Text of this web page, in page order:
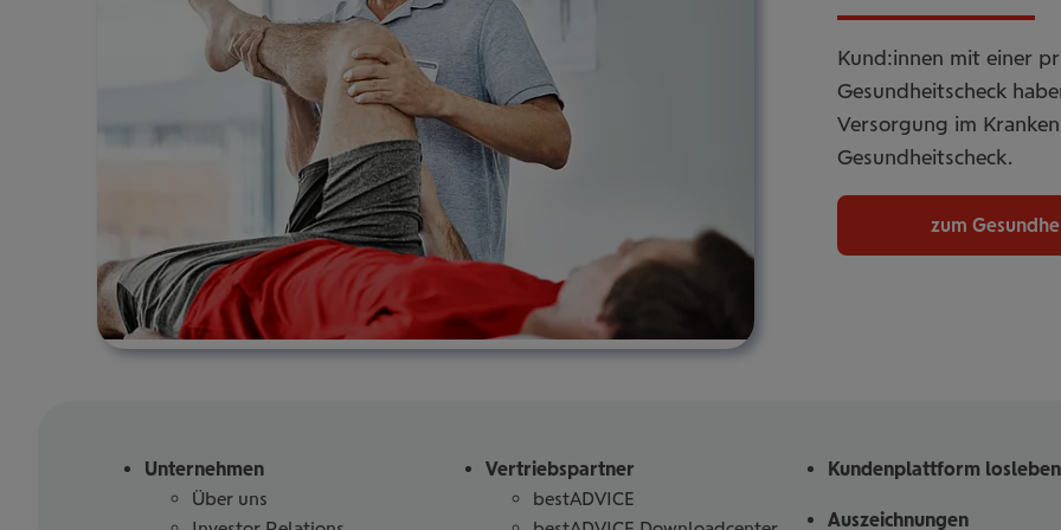
Kund:innen mit einer
Gesundheitscheck
Versorgung im
Gesundheitscheck.
zum
Unternehmen
Über uns
Vertriebspartner
bestADVICE
Kundenplattform losleben
Auszeichnungen